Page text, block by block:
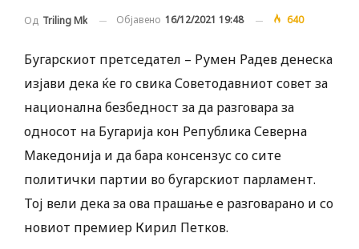
Од Triling Mk Објавено 16/12/2021 19:48 640
Бугарскиот претседател – Румен Радев денеска
изјави дека ќе го свика Советодавниот совет за
национална безбедност за да разговара за
односот на Бугарија кон Република Северна
Македонија и да бара консензус со сите
политички партии во бугарскиот парламент.
Тој вели дека за ова прашање е разговарано и со
новиот премиер Кирил Петков.